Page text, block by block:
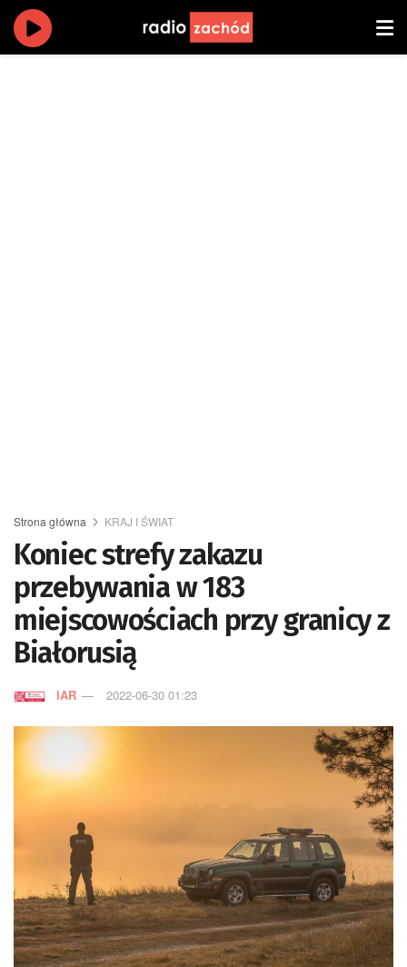
Strona główna KRAJ I ŚWIAT
Koniec strefy zakazu
przebywania w 183
miejscowościach przy granicy z
Białorusią
IAR 2022-06-30 01:23